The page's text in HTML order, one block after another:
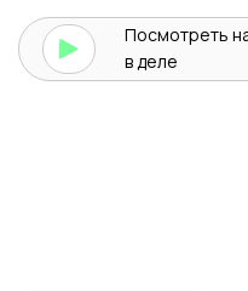
Посмотреть
в деле